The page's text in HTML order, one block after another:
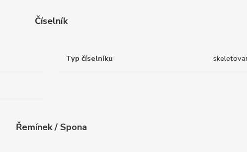
Číselník
Typ číselníku
Řemínek / Spona